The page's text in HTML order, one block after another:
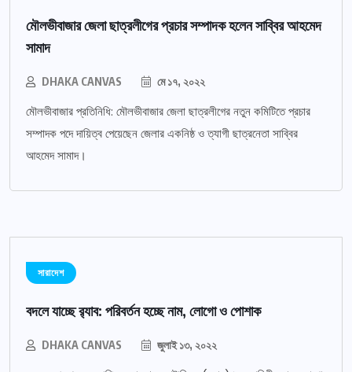
মৌলভীবাজার জেলা ছাত্রলীগের প্রচার সম্পাদক হলেন সাব্বির আহমেদ
সামাদ
DHAKA CANVAS মে ১৭, ২০২২
মৌলভীবাজার প্রতিনিধি: মৌলভীবাজার জেলা ছাত্রলীগের নতুন কমিটিতে প্রচার
সম্পাদক পদে দায়িত্ব পেয়েছেন জেলার একনিষ্ঠ ও ত্যাগী ছাত্রনেতা সাব্বির
আহমেদ সামাদ।
সারাদেশ
বদলে যাচ্ছে র‌্যাব: পরিবর্তন হচ্ছে নাম, লোগো ও পোশাক
DHAKA CANVAS জুলাই ১৩, ২০২২